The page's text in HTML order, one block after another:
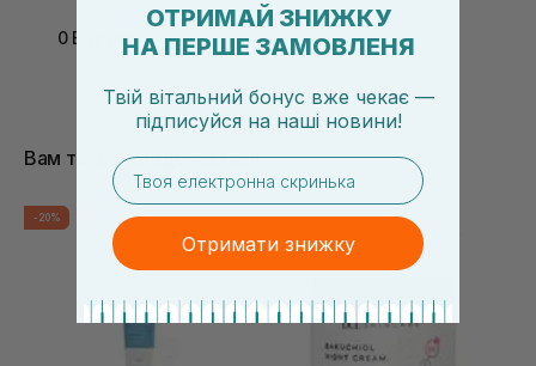
0 Відгуків
Вам також сподобається
-20%
ОТРИМАЙ ЗНИЖКУ
НА ПЕРШЕ ЗАМОВЛЕНЯ
Твій вітальний бонус вже чекає —
підписуйся на наші новини!
email
Отримати знижку